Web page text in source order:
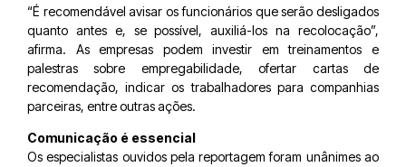
“É recomendável avisar os funcionários que serão desligados
quanto antes e, se possível, auxiliá-los na recolocação”,
afirma. As empresas podem investir em treinamentos e
palestras sobre empregabilidade, ofertar cartas de
recomendação, indicar os trabalhadores para companhias
parceiras, entre outras ações.
Comunicação é essencial
Os especialistas ouvidos pela reportagem foram unânimes ao